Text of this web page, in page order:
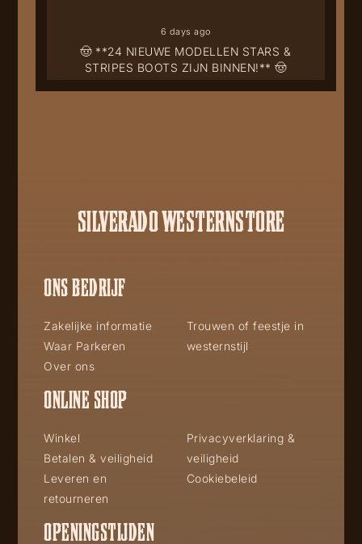
🤠 **24 NIEUWE MODELLEN STARS &
STRIPES BOOTS ZIJN BINNEN!** 🤠
6 days ago
SILVERADO WESTERNSTORE
ONS BEDRIJF
Zakelijke informatie
Waar Parkeren
Over ons
Trouwen of feestje in
westernstijl
ONLINE SHOP
Winkel
Betalen & veiligheid
Leveren en
retourneren
Privacyverklaring &
veiligheid
Cookiebeleid
OPENINGSTIJDEN